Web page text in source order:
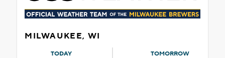
MILWAUKEE, WI
TODAY TOMORROW